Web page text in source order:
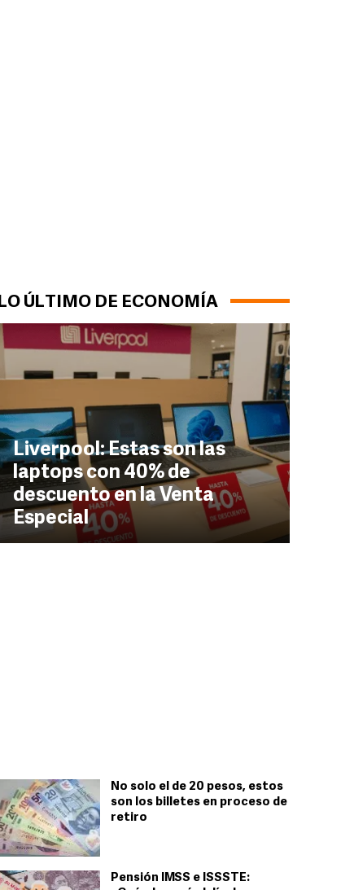
LO ÚLTIMO DE ECONOMÍA
Liverpool: Estas son las
laptops con 40% de
descuento en la Venta
Especial
No solo el de 20 pesos, estos
son los billetes en proceso de
retiro
Pensión IMSS e ISSSTE: